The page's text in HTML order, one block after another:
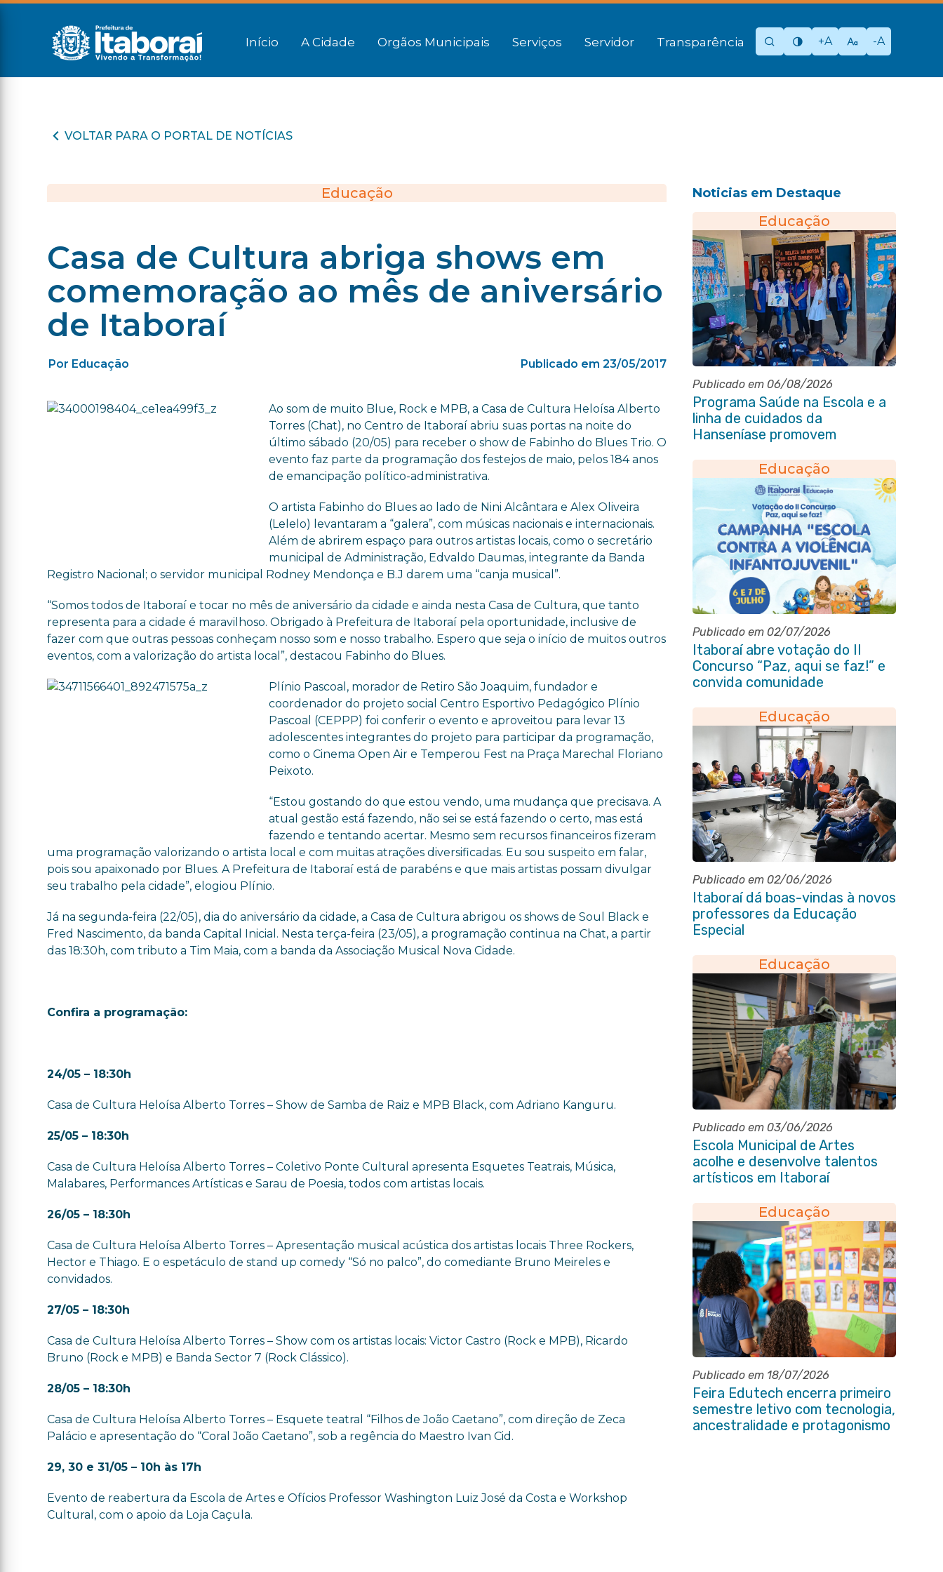
Início A Cidade Orgãos Municipais Serviços Servidor Transparência +A -A
VOLTAR PARA O PORTAL DE NOTÍCIAS
Educação
Casa de Cultura abriga shows em
comemoração ao mês de aniversário
de Itaboraí
Por Educação Publicado em 23/05/2017
Ao som de muito Blue, Rock e MPB, a Casa de Cultura Heloísa Alberto
Torres (Chat), no Centro de Itaboraí abriu suas portas na noite do
último sábado (20/05) para receber o show de Fabinho do Blues Trio. O
evento faz parte da programação dos festejos de maio, pelos 184 anos
de emancipação político-administrativa.
O artista Fabinho do Blues ao lado de Nini Alcântara e Alex Oliveira
(Lelelo) levantaram a “galera”, com músicas nacionais e internacionais.
Além de abrirem espaço para outros artistas locais, como o secretário
municipal de Administração, Edvaldo Daumas, integrante da Banda
Registro Nacional; o servidor municipal Rodney Mendonça e B.J darem uma “canja musical”.
“Somos todos de Itaboraí e tocar no mês de aniversário da cidade e ainda nesta Casa de Cultura, que tanto
representa para a cidade é maravilhoso. Obrigado à Prefeitura de Itaboraí pela oportunidade, inclusive de
fazer com que outras pessoas conheçam nosso som e nosso trabalho. Espero que seja o início de muitos outros
eventos, com a valorização do artista local”, destacou Fabinho do Blues.
Plínio Pascoal, morador de Retiro São Joaquim, fundador e
coordenador do projeto social Centro Esportivo Pedagógico Plínio
Pascoal (CEPPP) foi conferir o evento e aproveitou para levar 13
adolescentes integrantes do projeto para participar da programação,
como o Cinema Open Air e Temperou Fest na Praça Marechal Floriano
Peixoto.
“Estou gostando do que estou vendo, uma mudança que precisava. A
atual gestão está fazendo, não sei se está fazendo o certo, mas está
fazendo e tentando acertar. Mesmo sem recursos financeiros fizeram
uma programação valorizando o artista local e com muitas atrações diversificadas. Eu sou suspeito em falar,
pois sou apaixonado por Blues. A Prefeitura de Itaboraí está de parabéns e que mais artistas possam divulgar
seu trabalho pela cidade”, elogiou Plínio.
Já na segunda-feira (22/05), dia do aniversário da cidade, a Casa de Cultura abrigou os shows de Soul Black e
Fred Nascimento, da banda Capital Inicial. Nesta terça-feira (23/05), a programação continua na Chat, a partir
das 18:30h, com tributo a Tim Maia, com a banda da Associação Musical Nova Cidade.
Confira a programação:
24/05 – 18:30h
Casa de Cultura Heloísa Alberto Torres – Show de Samba de Raiz e MPB Black, com Adriano Kanguru.
25/05 – 18:30h
Casa de Cultura Heloísa Alberto Torres – Coletivo Ponte Cultural apresenta Esquetes Teatrais, Música,
Malabares, Performances Artísticas e Sarau de Poesia, todos com artistas locais.
26/05 – 18:30h
Casa de Cultura Heloísa Alberto Torres – Apresentação musical acústica dos artistas locais Three Rockers,
Hector e Thiago. E o espetáculo de stand up comedy “Só no palco”, do comediante Bruno Meireles e
convidados.
27/05 – 18:30h
Casa de Cultura Heloísa Alberto Torres – Show com os artistas locais: Victor Castro (Rock e MPB), Ricardo
Bruno (Rock e MPB) e Banda Sector 7 (Rock Clássico).
28/05 – 18:30h
Casa de Cultura Heloísa Alberto Torres – Esquete teatral “Filhos de João Caetano”, com direção de Zeca
Palácio e apresentação do “Coral João Caetano”, sob a regência do Maestro Ivan Cid.
29, 30 e 31/05 – 10h às 17h
Evento de reabertura da Escola de Artes e Ofícios Professor Washington Luiz José da Costa e Workshop
Cultural, com o apoio da Loja Caçula.
Noticias em Destaque
Educação
Publicado em 06/08/2026
Programa Saúde na Escola e a
linha de cuidados da
Hanseníase promovem
hanseníase na E.M Adelaide de
Magalhães Seabra
Educação
Publicado em 02/07/2026
Itaboraí abre votação do II
Concurso “Paz, aqui se faz!” e
convida comunidade
Educação
Publicado em 02/06/2026
Itaboraí dá boas-vindas à novos
professores da Educação
Especial
Educação
Publicado em 03/06/2026
Escola Municipal de Artes
acolhe e desenvolve talentos
artísticos em Itaboraí
Educação
Publicado em 18/07/2026
Feira Edutech encerra primeiro
semestre letivo com tecnologia,
ancestralidade e protagonismo